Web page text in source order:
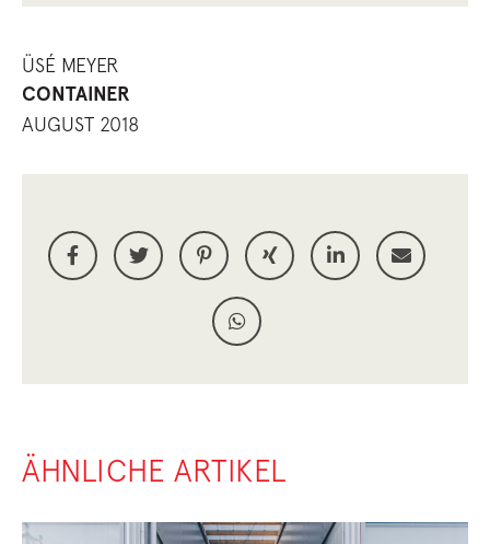
ÜSÉ MEYER
CONTAINER
AUGUST 2018
ÄHNLICHE ARTIKEL